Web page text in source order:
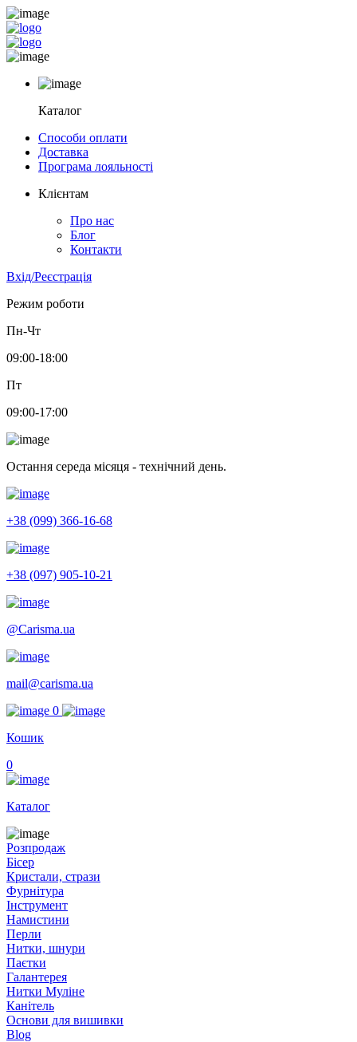
Каталог
Способи оплати
Доставка
Програма лояльності
Клієнтам
Про нас
Блог
Контакти
Вхід/Реєстрація
Режим роботи
Пн-Чт
09:00-18:00
Пт
09:00-17:00
Остання середа місяця - технічний день.
+38 (099) 366-16-68
+38 (097) 905-10-21
@Carisma.ua
mail@carisma.ua
0
Кошик
0
Каталог
Розпродаж
Бісер
Кристали, стрази
Фурнітура
Інструмент
Намистини
Перли
Нитки, шнури
Паєтки
Галантерея
Нитки Муліне
Канітель
Основи для вишивки
Blog